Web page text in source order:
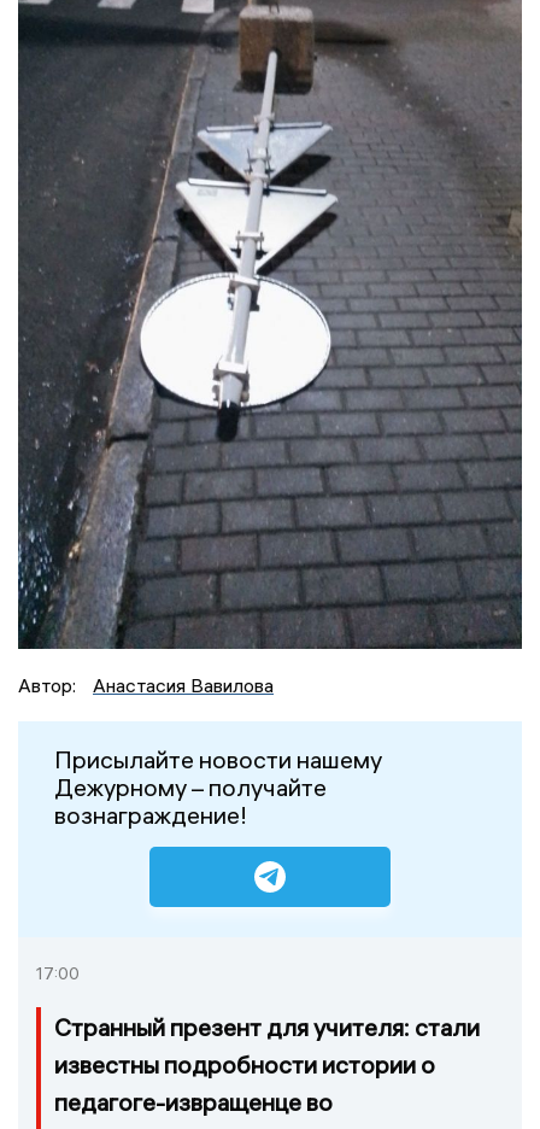
Автор: Анастасия Вавилова
Присылайте новости нашему
Дежурному – получайте
вознаграждение!
17:00
Странный презент для учителя: стали
известны подробности истории о
педагоге-извращенце во